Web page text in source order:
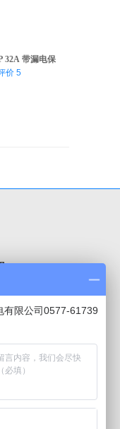
32A 带漏电保
价 5
有限公司0577-61739